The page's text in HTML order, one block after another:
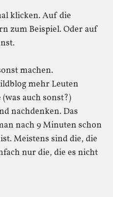
klicken. Auf die
zum Beispiel. Oder auf
machen.
mehr Leuten
auch sonst?)
nachdenken. Das
nach 9 Minuten schon
Meistens sind die, die
nur die, die es nicht